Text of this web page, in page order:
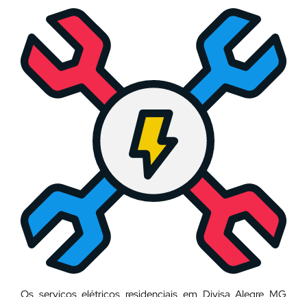
Os serviços elétricos residenciais em Divisa Alegre MG